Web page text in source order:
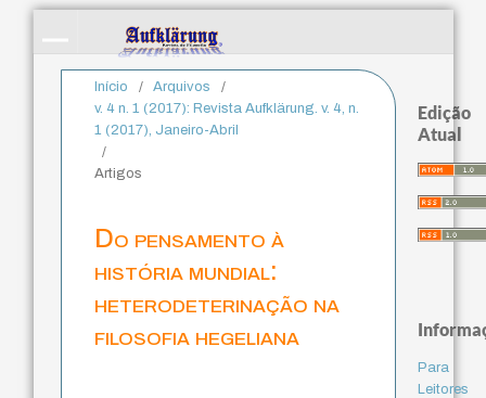
Início / Arquivos
/
v. 4 n. 1 (2017): Revista Aufklärung. v. 4, n.
1 (2017), Janeiro-Abril
/
Artigos
Do pensamento à
história mundial:
heterodeterinação na
filosofia hegeliana
Edição
Atual
Para
Leitores